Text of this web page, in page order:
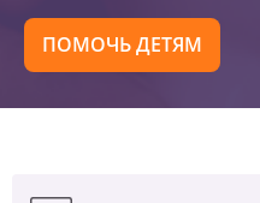
ПОМОЧЬ ДЕТЯМ